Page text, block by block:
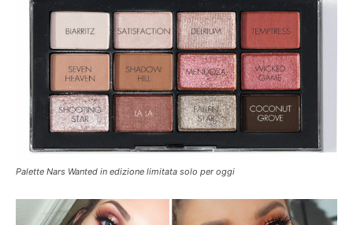
Palette Nars Wanted in edizione limitata solo per oggi